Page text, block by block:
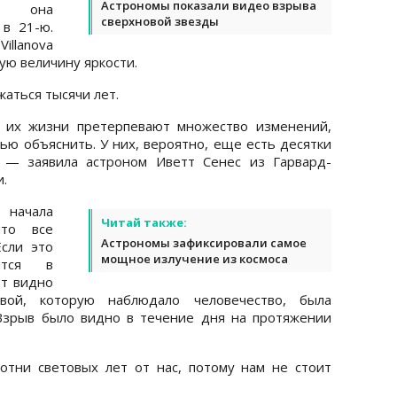
Астрономы показали видео взрыва
сверхновой звезды
она
в 21-ю.
величину яркости.
тысячи лет.
жизни претерпевают множество изменений,
объяснить. У них, вероятно, еще есть десятки
заявила астроном Иветт Сенес из Гарвард-
Читай также:
Астрономы зафиксировали самое
мощное излучение из космоса
все
это
в
видно
которую наблюдало человечество, была
было видно в течение дня на протяжении
световых лет от нас, потому нам не стоит